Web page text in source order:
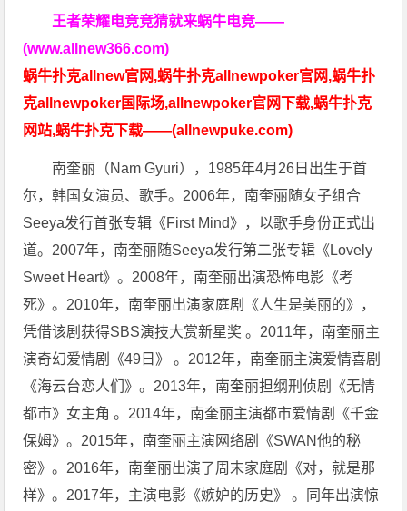
王者荣耀电竞竞猜就来蜗牛电竞——
(www.allnew366.com)
蜗牛扑克allnew官网,蜗牛扑克allnewpoker官网,蜗牛扑
克allnewpoker国际场,allnewpoker官网下载,蜗牛扑克
网站,蜗牛扑克下载——(allnewpuke.com)
南奎丽（Nam Gyuri），1985年4月26日出生于首
尔，韩国女演员、歌手。2006年，南奎丽随女子组合
Seeya发行首张专辑《First Mind》，以歌手身份正式出
道。2007年，南奎丽随Seeya发行第二张专辑《Lovely
Sweet Heart》。2008年，南奎丽出演恐怖电影《考
死》。2010年，南奎丽出演家庭剧《人生是美丽的》，
凭借该剧获得SBS演技大赏新星奖 。2011年，南奎丽主
演奇幻爱情剧《49日》 。2012年，南奎丽主演爱情喜剧
《海云台恋人们》。2013年，南奎丽担纲刑侦剧《无情
都市》女主角 。2014年，南奎丽主演都市爱情剧《千金
保姆》。2015年，南奎丽主演网络剧《SWAN他的秘
密》。2016年，南奎丽出演了周末家庭剧《对，就是那
样》。2017年，主演电影《嫉妒的历史》 。同年出演惊